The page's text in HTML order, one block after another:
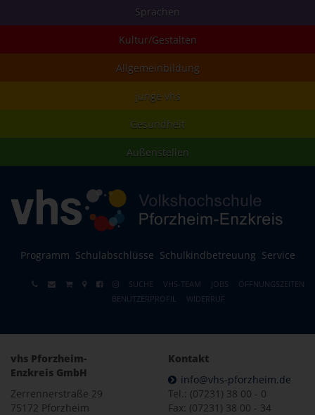
Sprachen
Kultur/Gestalten
Allgemeinbildung
junge vhs
Gesundheit
Außenstellen
Programm Schulabschlüsse Schulkindbetreuung Service
SUCHE VHS-TEAM JOBS
ÖFFNUNGSZEITEN
BENUTZERPROFIL
WIDERRUF
vhs Pforzheim-
Enzkreis GmbH
Zerrennerstraße 29
75172 Pforzheim
Kontakt
info@vhs-pforzheim.de
Tel.: (07231) 38 00 - 0
Fax: (07231) 38 00 - 34